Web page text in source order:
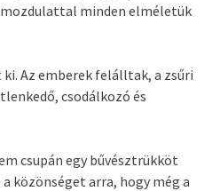
minden elméletük
Az emberek felálltak, a zsűri
csodálkozó és
csupán egy bűvésztrükköt
közönséget arra, hogy még a